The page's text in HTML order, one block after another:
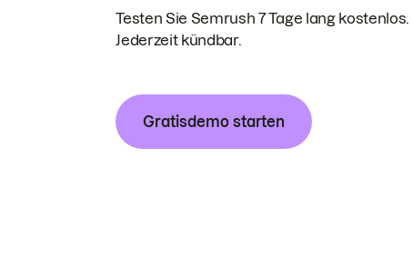
Testen Sie Semrush 7 Tage lang kostenlos.
Jederzeit kündbar.
Gratisdemo starten